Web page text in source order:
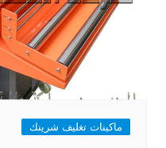
ماكينات تغليف شرينك